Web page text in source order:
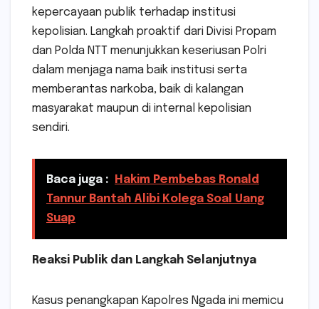
kepercayaan publik terhadap institusi
kepolisian. Langkah proaktif dari Divisi Propam
dan Polda NTT menunjukkan keseriusan Polri
dalam menjaga nama baik institusi serta
memberantas narkoba, baik di kalangan
masyarakat maupun di internal kepolisian
sendiri.
Baca juga :
Hakim Pembebas Ronald
Tannur Bantah Alibi Kolega Soal Uang
Suap
Reaksi Publik dan Langkah Selanjutnya
Kasus penangkapan Kapolres Ngada ini memicu